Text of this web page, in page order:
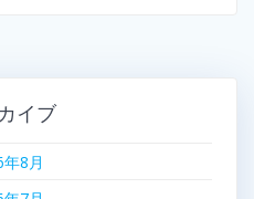
イブ
8月